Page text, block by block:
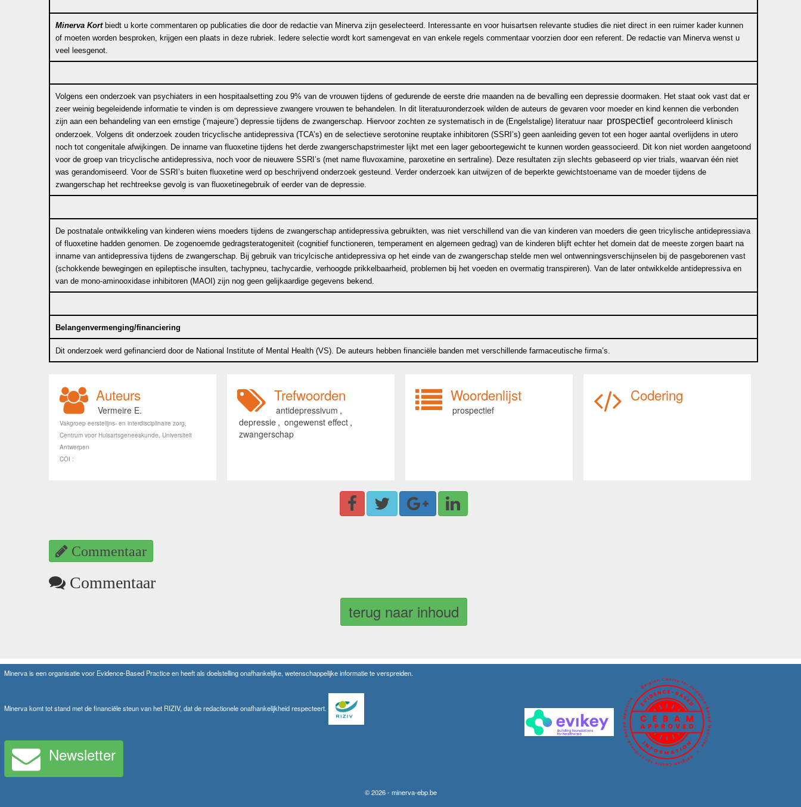
Minerva Kortbiedt u korte commentaren op publicaties die door de redactie van Minerva zijn geselecteerd. Interessante en voor huisartsen relevante studies die niet direct in een ruimer kader kunnen
of moeten worden besproken, krijgen een plaats in deze rubriek. Iedere selectie wordt kort samengevat en van enkele regels commentaar voorzien door een referent. De redactie van Minerva wenst u
veel leesgenot.
Volgens een onderzoek van psychiaters in een hospitaalsetting zou 9% van de vrouwen tijdens of gedurende de eerste drie maanden na de bevalling een depressie doormaken. Het staat ook vast dat er
zeer weinig begeleidende informatie te vinden is om depressieve zwangere vrouwen te behandelen. In dit literatuuronderzoek wilden de auteurs de gevaren voor moeder en kind kennen die verbonden
zijn aan een behandeling van een ernstige (‘majeure’) depressie tijdens de zwangerschap. Hiervoor zochten ze systematisch in de (Engelstalige) literatuur naar prospectief gecontroleerd klinisch
onderzoek. Volgens dit onderzoek zouden tricyclische antidepressiva (TCA’s) en de selectieve serotonine reuptake inhibitoren (SSRI’s) geen aanleiding geven tot een hoger aantal overlijdens in utero
noch tot congenitale afwijkingen. De inname van fluoxetine tijdens het derde zwangerschapstrimester lijkt met een lager geboortegewicht te kunnen worden geassocieerd. Dit kon niet worden aangetoond
voor de groep van tricyclische antidepressiva, noch voor de nieuwere SSRI’s (met name fluvoxamine, paroxetine en sertraline). Deze resultaten zijn slechts gebaseerd op vier trials, waarvan één niet
was gerandomiseerd. Voor de SSRI’s buiten fluoxetine werd op beschrijvend onderzoek gesteund. Verder onderzoek kan uitwijzen of de beperkte gewichtstoename van de moeder tijdens de
zwangerschap het rechtreekse gevolg is van fluoxetinegebruik of eerder van de depressie.
De postnatale ontwikkeling van kinderen wiens moeders tijdens de zwangerschap antidepressiva gebruikten, was niet verschillend van die van kinderen van moeders die geen tricylische antidepressiava
of fluoxetine hadden genomen. De zogenoemde gedragsteratogeniteit (cognitief functioneren, temperament en algemeen gedrag) van de kinderen blijft echter het domein dat de meeste zorgen baart na
inname van antidepressiva tijdens de zwangerschap. Bij gebruik van tricylcische antidepressiva op het einde van de zwangerschap stelde men wel ontwenningsverschijnselen bij de pasgeborenen vast
(schokkende bewegingen en epileptische insulten, tachypneu, tachycardie, verhoogde prikkelbaarheid, problemen bij het voeden en overmatig transpireren). Van de later ontwikkelde antidepressiva en
van de mono-aminooxidase inhibitoren (MAOI) zijn nog geen gelijkaardige gegevens bekend.
Belangenvermenging/financiering
Dit onderzoek werd gefinancierd door de National Institute of Mental Health (VS). De auteurs hebben financiële banden met verschillende farmaceutische firma’s.
Auteurs
Vermeire E.
Vakgroep eerstelijns- en interdisciplinaire zorg,
Centrum voor Huisartsgeneeskunde, Universiteit
Antwerpen
COI :
Trefwoorden
antidepressivum ,
depressie , ongewenst effect ,
zwangerschap
Woordenlijst
prospectief
Codering
Commentaar
Commentaar
terug naar inhoud
Minerva is een organisatie voor Evidence-Based Practice en heeft als doelstelling onafhankelijke, wetenschappelijke informatie te verspreiden.
Minerva komt tot stand met de financiële steun van het RIZIV, dat de redactionele onafhankelijkheid respecteert.
Newsletter
© 2026 - minerva-ebp.be